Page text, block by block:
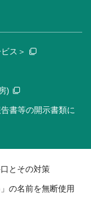
ス＞
)
書等の開示書類に
とその対策
」の名前を無断使用